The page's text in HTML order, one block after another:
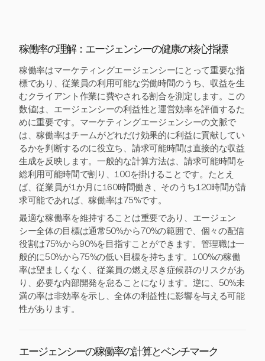
稼働率の理解：エージェンシーの健康の核心指標
稼働率はマーケティングエージェンシーにとって重要な指
標であり、従業員の利用可能な労働時間のうち、収益を生
むクライアント作業に費やされる割合を測定します。この
数値は、エージェンシーの利益性と運営効率を評価するた
めに重要です。マーケティングエージェンシーの文脈で
は、稼働率はチームがどれだけ効果的に利益に貢献してい
るかを判断するのに役立ち、請求可能時間は直接的な収益
生成を反映します。一般的な計算方法は、請求可能時間を
総利用可能時間で割り、100を掛けることです。たとえ
ば、従業員が1か月に160時間働き、そのうち120時間が請
求可能であれば、稼働率は75%です。
最適な稼働率を維持することは重要であり、エージェン
シー全体の目標は通常50%から70%の範囲で、個々の配信
役割は75%から90%を目指すことができます。管理職は一
般的に50%から75%の低い目標を持ちます。100%の稼働
率は望ましくなく、従業員の燃え尽き症候群のリスクがあ
り、必要な内部開発を怠ることになります。逆に、50%未
満の率は非効率を示し、全体の利益性に影響を与える可能
性があります。
エージェンシーの稼働率の計算とベンチマーク